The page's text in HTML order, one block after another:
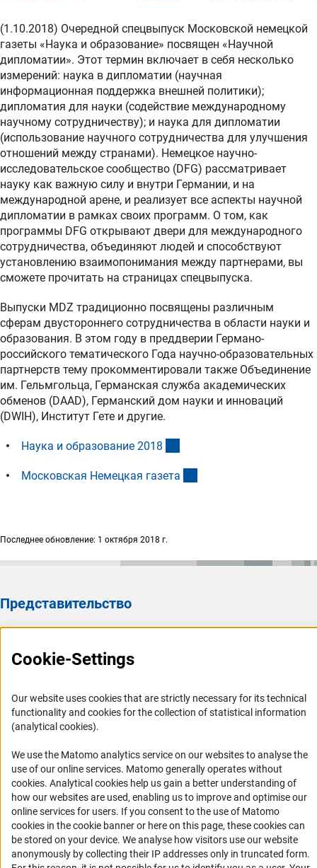
(1.10.2018) Очередной спецвыпуск Московской немецкой
газеты «Наука и образование» посвящен «Научной
дипломатии». Этот термин включает в себя несколько
измерений: наука в дипломатии (научная
информационная поддержка внешней политики);
дипломатия для науки (содействие международному
научному сотрудничеству); и наука для дипломатии
(использование научного сотрудничества для улучшения
отношений между странами). Немецкое научно-
исследовательское сообщество (DFG) рассматривает
науку как важную силу и внутри Германии, и на
международной арене, и реализует все аспекты научной
дипломатии в рамках своих программ. О том, как
программы DFG открывают двери для международного
сотрудничества, объединяют людей и способствуют
установлению взаимопонимания между партнерами, вы
сможете прочитать на страницах спецвыпуска.
Выпуски MDZ традиционно посвящены различным
сферам двустороннего сотрудничества в области науки и
образования. В этом году в преддверии Германо-
российского тематического Года научно-образовательных
партнерств тему прокомментировали также Объединение
им. Гельмгольца, Германская служба академических
обменов (DAAD), Германский дом науки и инноваций
(DWIH), Институт Гете и другие.
Наука и образование 201 8
Московская Немецкая газета
Последнее обновление: 1 октября 2018 г.
Представительство
История Представительства 2003 - 2022
Органы управления
Задачи DFG
История DFG
Финансирование
Совместные конкурсы с российскими партнёрскими
организациями
Партнёры DFG в России
Часто задаваемые вопросы (FAQ)
Cookie-Settings
Our website uses cookies that are strictly necessary for its technical
functionality and cookies for the collection of statistical information
(analytical cookies).
We use the Matomo analytics service on our websites to analyse the
use of our online services. Matomo generally operates without
cookies(Anc
. Analytical cookies help us gain a better understanding of
how our websites are used, enabling us to improve and optimise our
online services for users. If you consent to the use of Matomo
cookies in the cookie banner or here on this page, these cookies can
be stored on your device. We analyse how visitors use our website
anonymously by collecting their IP addresses only in truncated form.